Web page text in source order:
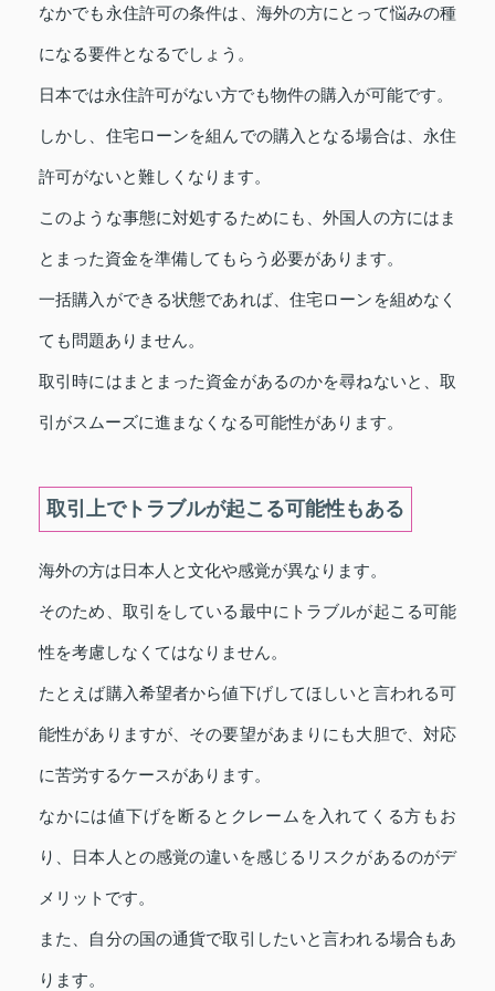
なかでも永住許可の条件は、海外の方にとって悩みの種
になる要件となるでしょう。
日本では永住許可がない方でも物件の購入が可能です。
しかし、住宅ローンを組んでの購入となる場合は、永住
許可がないと難しくなります。
このような事態に対処するためにも、外国人の方にはま
とまった資金を準備してもらう必要があります。
一括購入ができる状態であれば、住宅ローンを組めなく
ても問題ありません。
取引時にはまとまった資金があるのかを尋ねないと、取
引がスムーズに進まなくなる可能性があります。
取引上でトラブルが起こる可能性もある
海外の方は日本人と文化や感覚が異なります。
そのため、取引をしている最中にトラブルが起こる可能
性を考慮しなくてはなりません。
たとえば購入希望者から値下げしてほしいと言われる可
能性がありますが、その要望があまりにも大胆で、対応
に苦労するケースがあります。
なかには値下げを断るとクレームを入れてくる方もお
り、日本人との感覚の違いを感じるリスクがあるのがデ
メリットです。
また、自分の国の通貨で取引したいと言われる場合もあ
ります。